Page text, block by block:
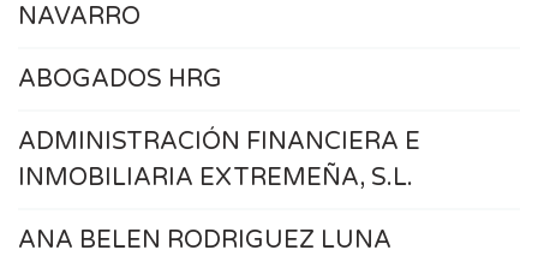
NAVARRO
ABOGADOS HRG
ADMINISTRACIÓN FINANCIERA E
INMOBILIARIA EXTREMEÑA, S.L.
ANA BELEN RODRIGUEZ LUNA